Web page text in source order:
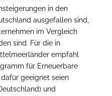
in den
ausgefallen sind,
im Vergleich
sind. Für die in
empfahl
für Erneuerbare
geeignet seien
und